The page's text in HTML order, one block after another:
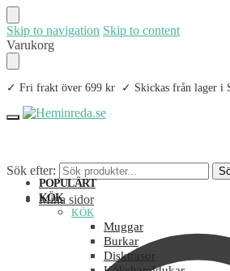
Skip to navigation Skip to content
Varukorg
✓ Fri frakt över 699 kr ✓ Skickas från lager i
Sök efter:
Mina sidor
POPULÄRT
KÖK
KÖK
Muggar
Burkar
Disktrasor